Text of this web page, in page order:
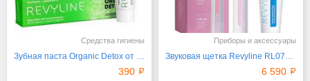
Средства гигиены
Зубная паста Organic Detox от бренда Revyline
390
Приборы и аксессуары
Звуковая щетка Revyline RL070 White и паста для зубов
6 590